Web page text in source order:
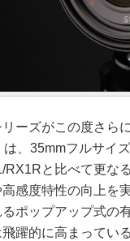
ーズがこの度さら
は、35mmフルサイ
RX1Rと比べて更な
高感度特性の向上を
ポップアップ式の
躍的に高まっている